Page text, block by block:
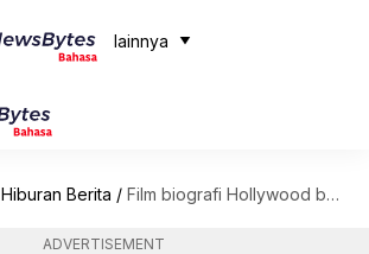
lainnya
Hiburan Berita / Film biografi Hollywood berdasarkan aktor terkenal
ADVERTISEMENT